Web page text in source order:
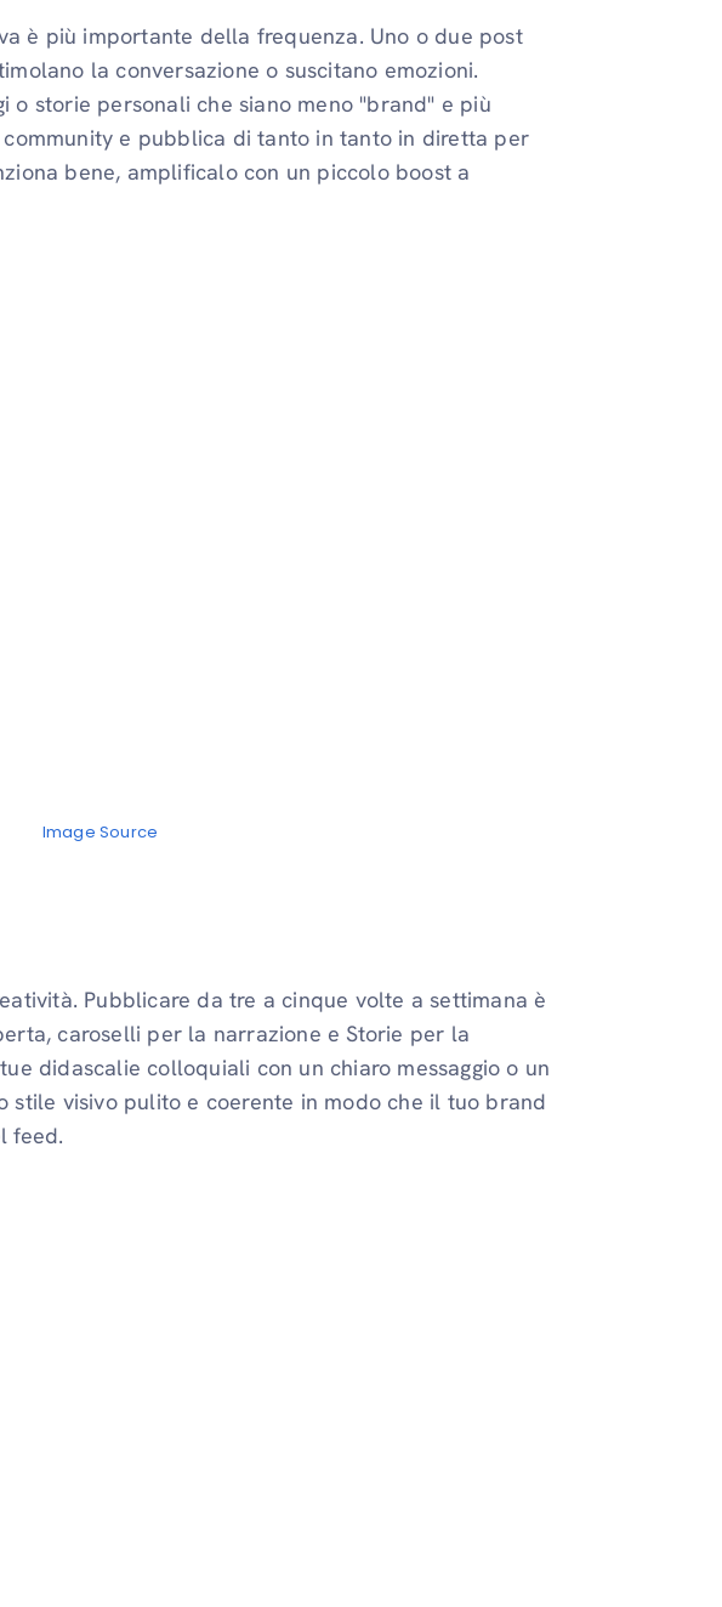
è più importante della frequenza. Uno o due post
la conversazione o suscitano emozioni.
o storie personali che siano meno "brand" e più
e pubblica di tanto in tanto in diretta per
bene, amplificalo con un piccolo boost a
Image Source
Pubblicare da tre a cinque volte a settimana è
caroselli per la narrazione e Storie per la
didascalie colloquiali con un chiaro messaggio o un
stile visivo pulito e coerente in modo che il tuo brand
feed.